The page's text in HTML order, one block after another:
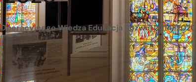
Wiedza Edukacja Rozwój 2014-2020